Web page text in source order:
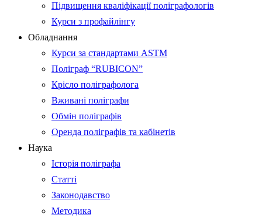
Підвищення кваліфікації поліграфологів
Курси з профайлінгу
Обладнання
Курси за стандартами ASTM
Поліграф “RUBICON”
Крісло поліграфолога
Вживані поліграфи
Обмін поліграфів
Оренда поліграфів та кабінетів
Наука
Історія поліграфа
Статті
Законодавство
Методика